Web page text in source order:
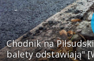
Chodnik na
balety odstawiają"